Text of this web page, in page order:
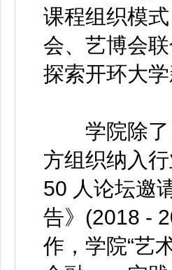
课程组织模
会、艺博会
探索开环大学
学院除了
方组织纳入
50 人论坛邀
告》(2018 -
作，学院“艺